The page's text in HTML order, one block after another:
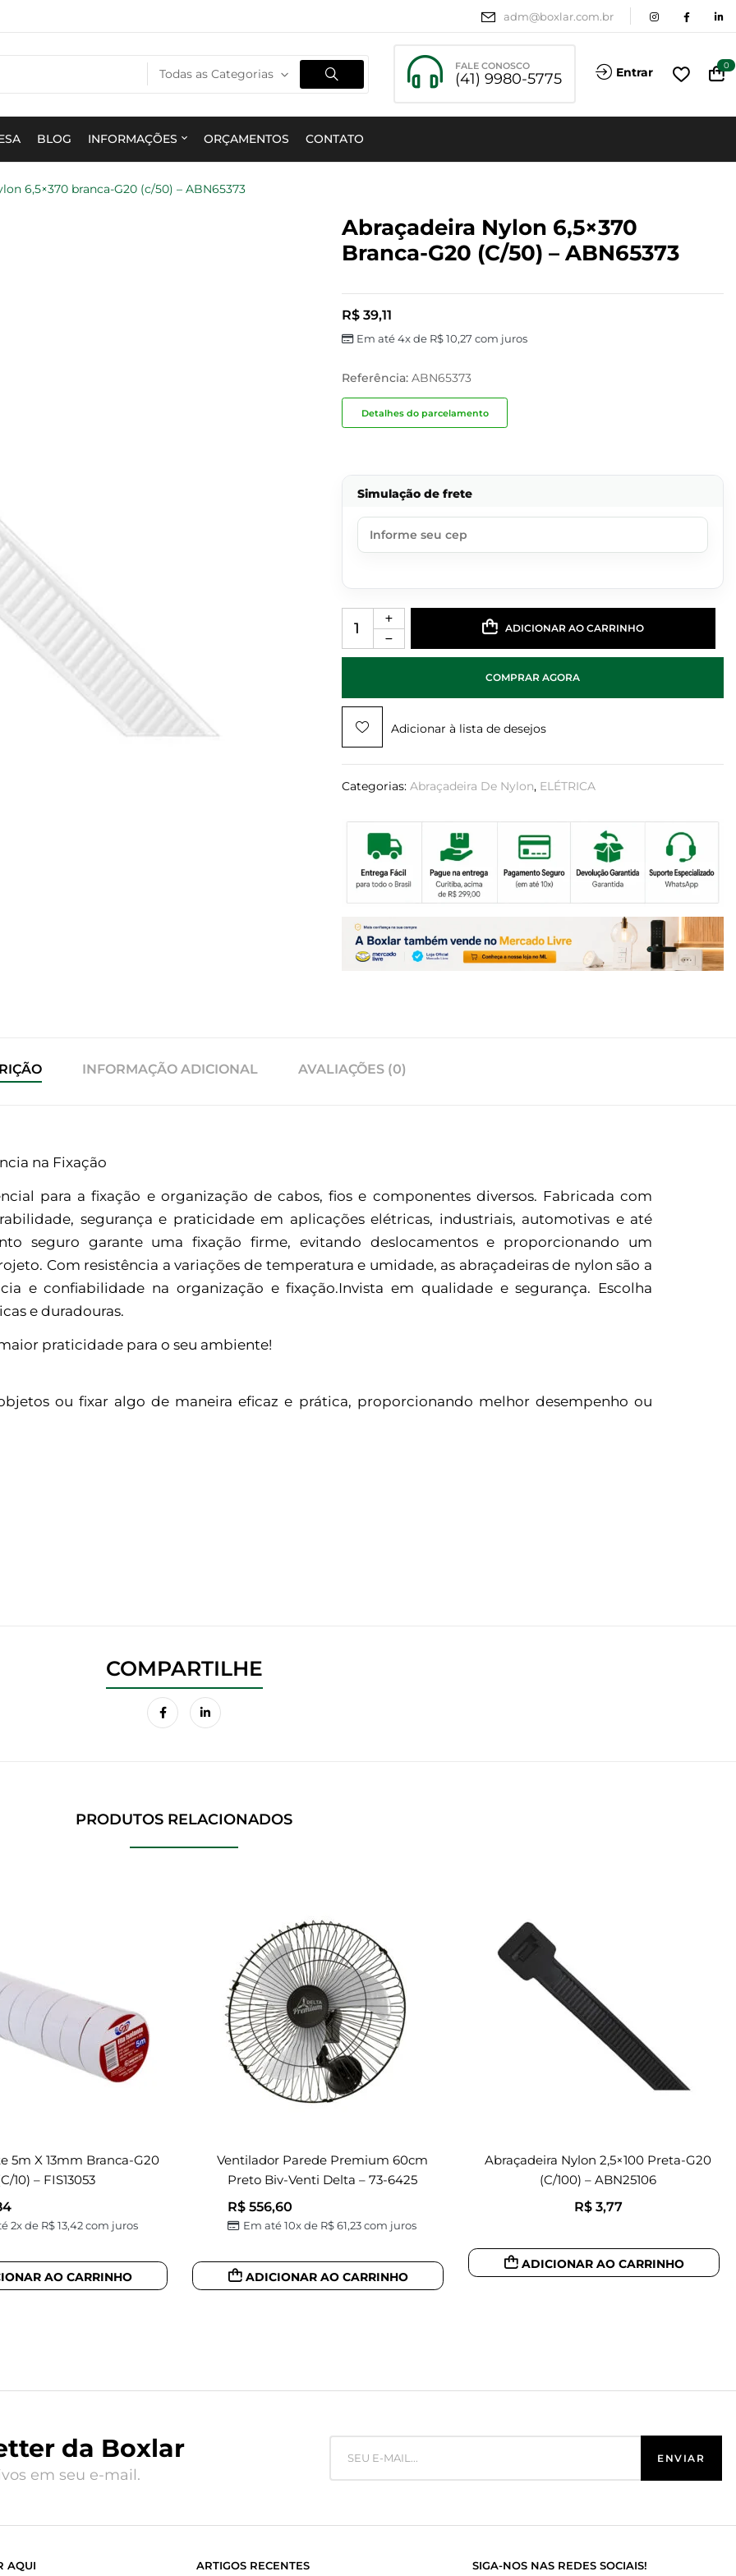
adm@boxlar.com.br
Todas as Categorias
FALE CONOSCO
(41) 9980-5775 Entrar 0
BLOG INFORMAÇÕES ORÇAMENTOS CONTATO
6,5×370 branca-G20 (c/50) – ABN65373
Abraçadeira Nylon 6,5×370
Branca-G20 (c/50) – ABN65373
R$39,11
Em até 4x de R$10,27 com juros
Referência:ABN65373
Detalhes do parcelamento
Simulação de frete
ADICIONAR AO CARRINHO
COMPRAR AGORA
Adicionar à lista de desejos
Categorias: Abraçadeira De Nylon, ELÉTRICA
INFORMAÇÃO ADICIONAL AVALIAÇÕES (0)
na Fixação
para a fixação e organização de cabos, fios e componentes diversos. Fabricada com
segurança e praticidade em aplicações elétricas, industriais, automotivas e até
seguro garante uma fixação firme, evitando deslocamentos e proporcionando um
Com resistência a variações de temperatura e umidade, as abraçadeiras de nylon são a
e confiabilidade na organização e fixação.Invista em qualidade e segurança. Escolha
e duradouras.
praticidade para o seu ambiente!
ou fixar algo de maneira eficaz e prática, proporcionando melhor desempenho ou
PRODUTOS RELACIONADOS
5m X 13mm Branca-G20
10) – FIS13053
2x de R$13,42com juros
AO CARRINHO
Ventilador Parede Premium 60cm
Preto Biv-Venti Delta – 73-6425
R$ 556,60
Em até 10x de R$61,23com juros
ADICIONAR AO CARRINHO
Abraçadeira Nylon 2,5×100 Preta-G20
(c/100) – ABN25106
R$3,77
ADICIONAR AO CARRINHO
da Boxlar
em seu e-mail.
AQUI ARTIGOS RECENTES SIGA-NOS NAS REDES SOCIAIS!